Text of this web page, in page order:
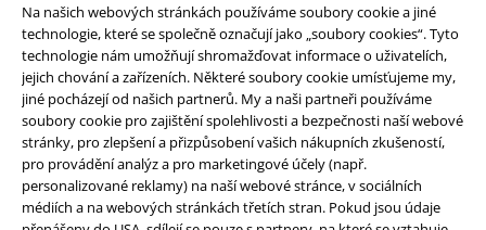
Na našich webových stránkách používáme soubory cookie a jiné
technologie, které se společně označují jako „soubory cookies“. Tyto
technologie nám umožňují shromažďovat informace o uživatelích,
jejich chování a zařízeních. Některé soubory cookie umísťujeme my,
jiné pocházejí od našich partnerů. My a naši partneři používáme
soubory cookie pro zajištění spolehlivosti a bezpečnosti naší webové
stránky, pro zlepšení a přizpůsobení vašich nákupních zkušeností,
pro provádění analýz a pro marketingové účely (např.
personalizované reklamy) na naší webové stránce, v sociálních
médiích a na webových stránkách třetích stran. Pokud jsou údaje
Právní informace
Podmínky
Prohlášení
Ochrana osobních údajů